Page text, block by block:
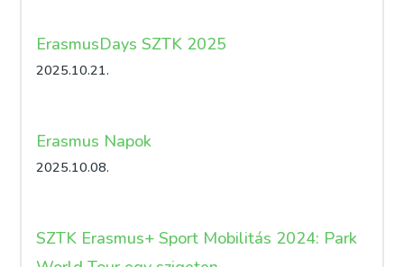
ErasmusDays SZTK 2025
2025.10.21.
Erasmus Napok
2025.10.08.
SZTK Erasmus+ Sport Mobilitás 2024: Park